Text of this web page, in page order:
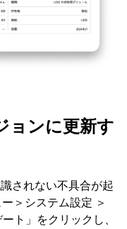
ョンに更新す
されない不具合が起
＞システム設定 ＞
ト」をクリックし、